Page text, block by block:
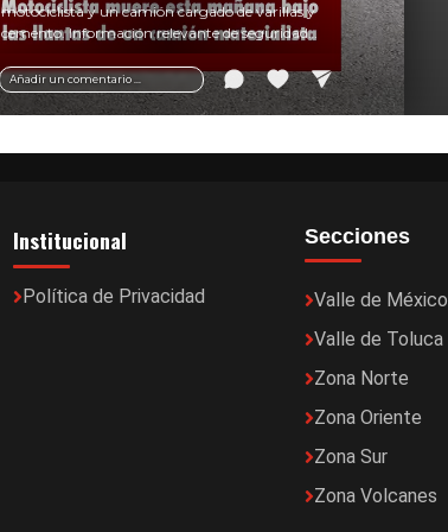
Añadir un comentario ...
motociclista y un camión cargado de varillas y
cemento. Información relevante de seguridad
vial y recomendaciones para motociclistas.
Institucional
Política de Privacidad
Secciones
Valle de México
Valle de Toluca
Zona Norte
Zona Oriente
Zona Sur
Zona Volcanes